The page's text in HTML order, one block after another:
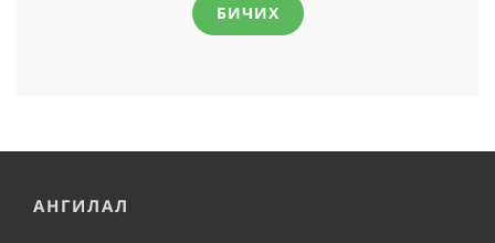
БИЧИХ
АНГИЛАЛ